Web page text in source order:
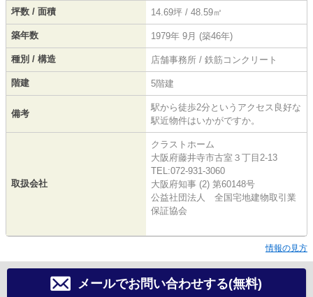
坪数 / 面積 14.69坪 / 48.59㎡
築年数 1979年 9月 (築46年)
種別 / 構造 店舗事務所 / 鉄筋コンクリート
階建 5階建
備考
駅から徒歩2分というアクセス良好な
駅近物件はいかがですか。
取扱会社
クラストホーム
大阪府藤井寺市古室３丁目2-13
TEL:072-931-3060
大阪府知事 (2) 第60148号
公益社団法人 全国宅地建物取引業
保証協会
情報の見方
メールでお問い合わせする(無料)